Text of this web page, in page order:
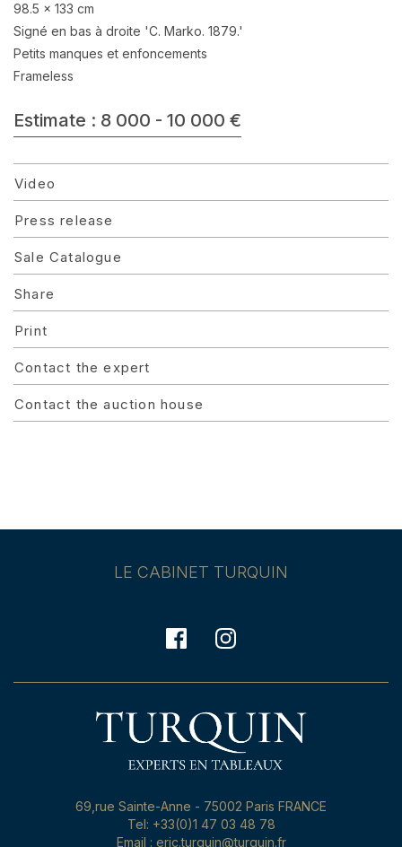
98.5 x 133 cm
Signé en bas à droite 'C. Marko. 1879.'
Petits manques et enfoncements
Frameless
Estimate : 8 000 - 10 000 €
Video
Press release
Sale Catalogue
Share
Print
Contact the expert
Contact the auction house
LE CABINET TURQUIN
69,rue Sainte-Anne - 75002 Paris FRANCE
Tel: +33(0)1 47 03 48 78
Email : eric.turquin@turquin.fr